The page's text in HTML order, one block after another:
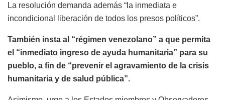
La resolución demanda además “la inmediata e
incondicional liberación de todos los presos políticos”.
También insta al “régimen venezolano” a que permita
el “inmediato ingreso de ayuda humanitaria” para su
pueblo, a fin de “prevenir el agravamiento de la crisis
humanitaria y de salud pública”.